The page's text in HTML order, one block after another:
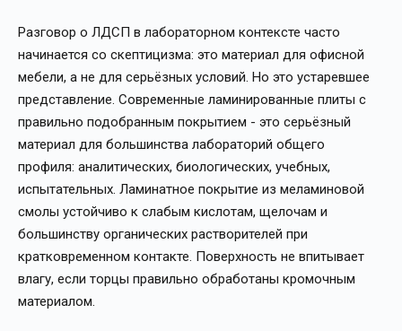
Разговор о ЛДСП в лабораторном контексте часто
начинается со скептицизма: это материал для офисной
мебели, а не для серьёзных условий. Но это устаревшее
представление. Современные ламинированные плиты с
правильно подобранным покрытием - это серьёзный
материал для большинства лабораторий общего
профиля: аналитических, биологических, учебных,
испытательных. Ламинатное покрытие из меламиновой
смолы устойчиво к слабым кислотам, щелочам и
большинству органических растворителей при
кратковременном контакте. Поверхность не впитывает
влагу, если торцы правильно обработаны кромочным
материалом.